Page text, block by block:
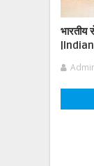
भारतीय